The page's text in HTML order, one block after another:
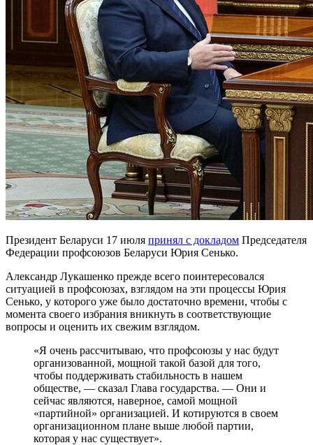
Президент Беларуси 17 июля принял с докладом Председателя
Федерации профсоюзов Беларуси Юрия Сенько.
Александр Лукашенко прежде всего поинтересовался
ситуацией в профсоюзах, взглядом на эти процессы Юрия
Сенько, у которого уже было достаточно времени, чтобы с
момента своего избрания вникнуть в соответствующие
вопросы и оценить их свежим взглядом.
«Я очень рассчитываю, что профсоюзы у нас будут
организованной, мощной такой базой для того,
чтобы поддерживать стабильность в нашем
обществе, — сказал Глава государства. — Они и
сейчас являются, наверное, самой мощной
«партийной» организацией. И котируются в своем
организационном плане выше любой партии,
которая у нас существует».